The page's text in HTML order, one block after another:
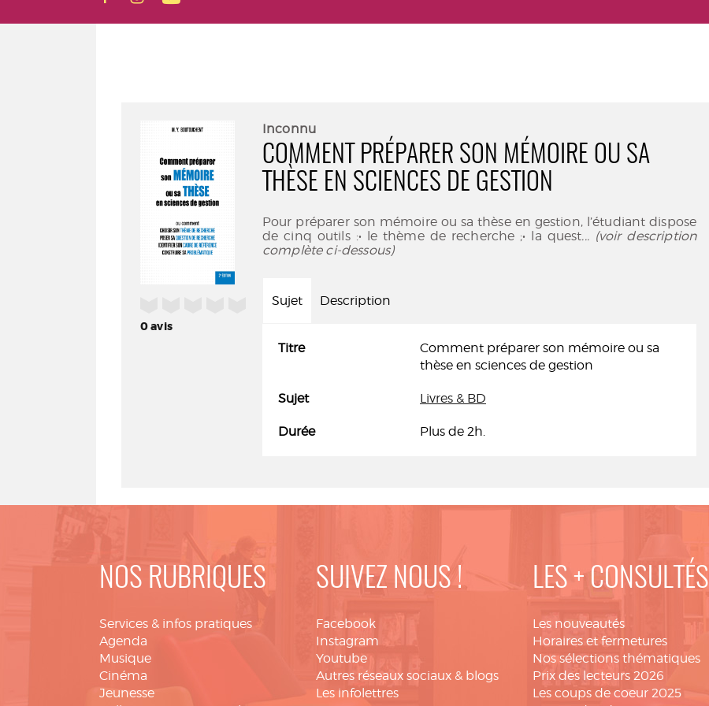
0avis
Inconnu
COMMENT PRÉPARER SON MÉMOIRE OU SA
THÈSE EN SCIENCES DE GESTION
Pour préparer son mémoire ou sa thèse en gestion, l’étudiant dispose
de cinq outils :• le thème de recherche ;• la quest... (voir description
complète ci-dessous)
Sujet Description
Titre
Comment préparer son mémoire ou sa
thèse en sciences de gestion
Sujet Livres & BD
Durée Plus de 2h.
NOS RUBRIQUES
Services & infos pratiques
Agenda
Musique
Cinéma
Jeunesse
SUIVEZ NOUS !
Facebook
Instagram
Youtube
Autres réseaux sociaux & blogs
Les infolettres
LES + CONSULTÉS
Les nouveautés
Horaires et fermetures
Nos sélections thématiques
Prix des lecteurs 2026
Les coups de coeur 2025